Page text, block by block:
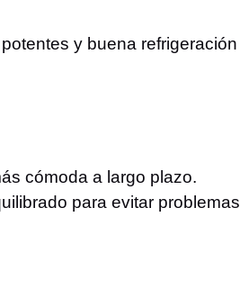
y buena refrigeración
cómoda a largo plazo.
para evitar problemas